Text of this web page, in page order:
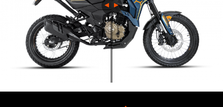
◄︎ ►︎